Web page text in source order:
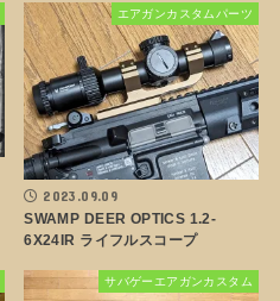
エアガンカスタムパーツ
2023.09.09
SWAMP DEER OPTICS 1.2-
6X24IR ライフルスコープ
サバゲーエアガンカスタム